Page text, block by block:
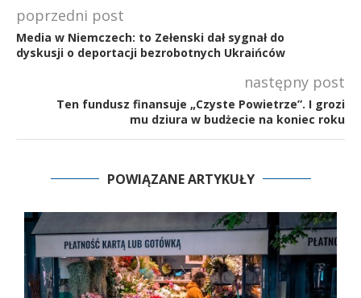
poprzedni post
Media w Niemczech: to Zełenski dał sygnał do
dyskusji o deportacji bezrobotnych Ukraińców
następny post
Ten fundusz finansuje „Czyste Powietrze”. I grozi
mu dziura w budżecie na koniec roku
POWIĄZANE ARTYKUŁY